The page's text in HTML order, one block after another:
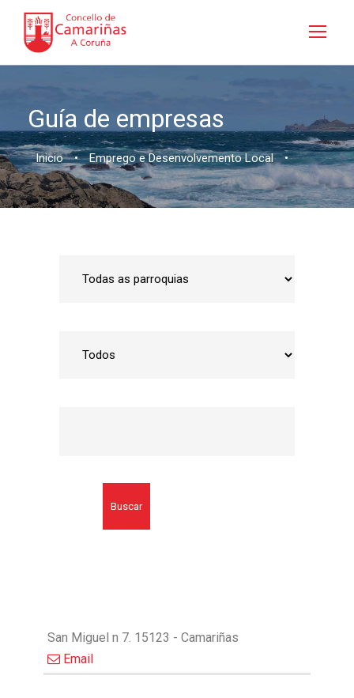
Guía de empresas
Inicio • Emprego e Desenvolvemento Local •
Buscar
San Miguel n 7. 15123 - Camariñas
Email